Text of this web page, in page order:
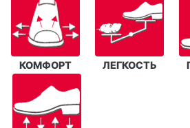
КОМФОРТ ЛЕГКОСТЬ